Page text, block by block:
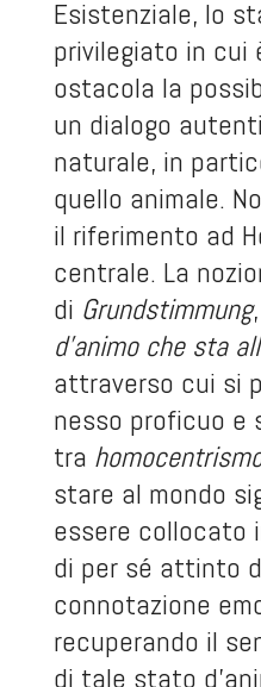
Esistenziale, lo
privilegiato in cui
ostacola la
un dialogo
naturale, in
quello animale.
il riferimento ad
centrale. La
di Grundstimmung
d’animo che sta
attraverso cui si
nesso proficuo e
tra
stare al mondo
essere collocato
di per sé attinto
connotazione
recuperando il
di tale stato